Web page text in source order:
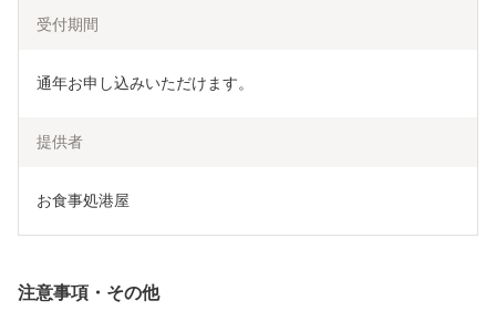
受付期間
通年お申し込みいただけます。
提供者
お食事処港屋
注意事項・その他